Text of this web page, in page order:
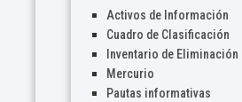
Activos de Información
Cuadro de Clasificación
Inventario de Eliminación
Mercurio
Pautas informativas